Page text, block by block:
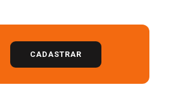
CADASTRAR